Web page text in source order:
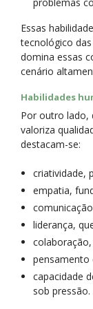
Essas
tecnológico
domina essas
cenário
Habilidades
Por outro lado,
valoriza
destacam-se:
criatividade,
empatia,
liderança,
pensamento
capacidade
sob pressão.